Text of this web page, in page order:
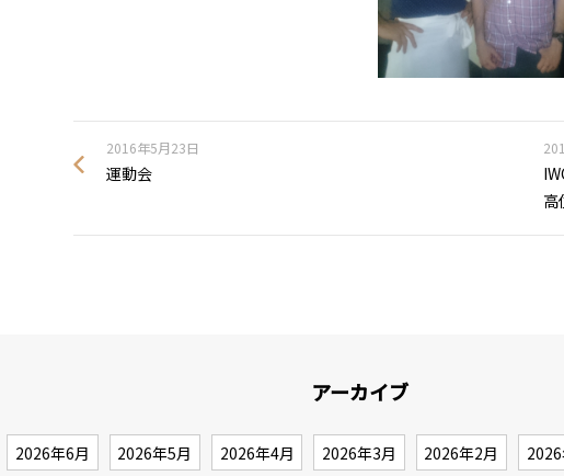
2016年5月23日
運動会
高
アーカイブ
2026年6月 2026年5月 2026年4月 2026年3月 2026年2月